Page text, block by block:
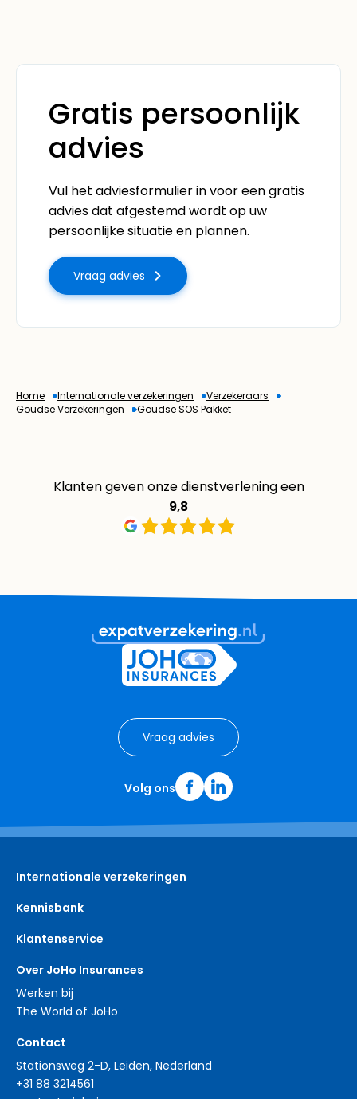
Gratis persoonlijk
advies
Vul het adviesformulier in voor een gratis
advies dat afgestemd wordt op uw
persoonlijke situatie en plannen.
Vraag advies
Home Internationale verzekeringen
Verzekeraars
Goudse Verzekeringen
Goudse SOS Pakket
Klanten geven onze dienstverlening een
9,8
Vraag advies
Volg ons
Internationale verzekeringen
Kennisbank
Klantenservice
Over JoHo Insurances
Werken bij
The World of JoHo
Contact
Stationsweg 2-D, Leiden, Nederland
+31 88 3214561